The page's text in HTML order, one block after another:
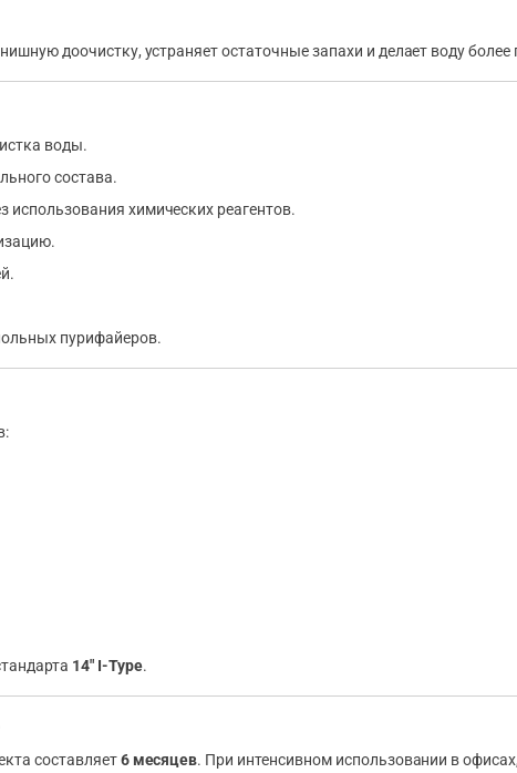
доочистку, устраняет остаточные запахи и делает воду более
воды.
состава.
использования химических реагентов.
пурифайеров.
14″ I-Type.
составляет6 месяцев. При интенсивном использовании в